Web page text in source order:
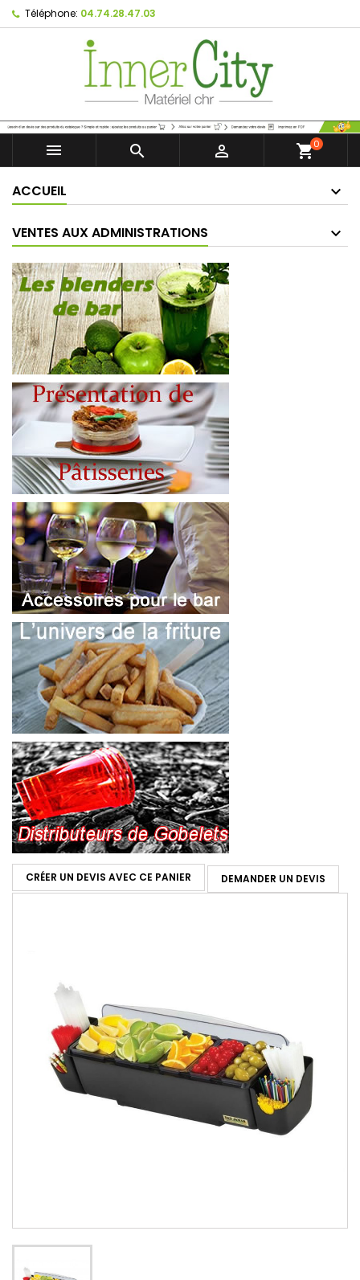
Téléphone: 04.74.28.47.03
   shopping_cart0
ACCUEIL
VENTES AUX ADMINISTRATIONS
CRÉER UN DEVIS AVEC CE PANIER DEMANDER UN DEVIS